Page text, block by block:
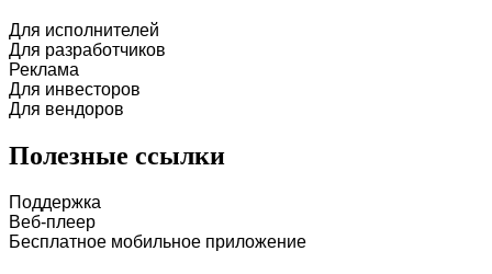
Для исполнителей
Для разработчиков
Реклама
Для инвесторов
Для вендоров
Полезные ссылки
Поддержка
Веб-плеер
Бесплатное мобильное приложение